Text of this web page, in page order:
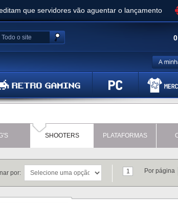
que servidores vão aguentar o lançamento
milhões de cópias e vai receber novo conteúdo
Ghost of Yotei - Análise
Metal Gear Solid Delta: Snake Eater - Análise
Bethesda anuncia livestream para o Fallout Day
Todo o site
SHOOTERS PLATAFORMAS
Por página
1
por: